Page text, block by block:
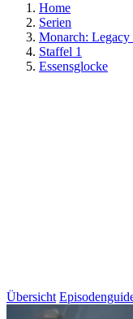
Home
Serien
Monarch: Legacy
Staffel 1
Essensglocke
Übersicht